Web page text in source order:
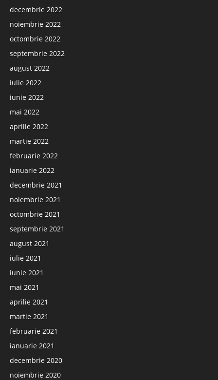
decembrie 2022
noiembrie 2022
octombrie 2022
septembrie 2022
august 2022
iulie 2022
iunie 2022
mai 2022
aprilie 2022
martie 2022
februarie 2022
ianuarie 2022
decembrie 2021
noiembrie 2021
octombrie 2021
septembrie 2021
august 2021
iulie 2021
iunie 2021
mai 2021
aprilie 2021
martie 2021
februarie 2021
ianuarie 2021
decembrie 2020
noiembrie 2020